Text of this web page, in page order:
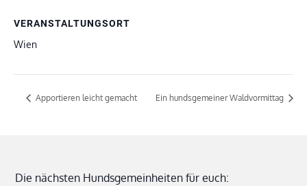
VERANSTALTUNGSORT
Wien
Apportieren leicht gemacht Ein hundsgemeiner Waldvormittag
Die nächsten Hundsgemeinheiten für euch: